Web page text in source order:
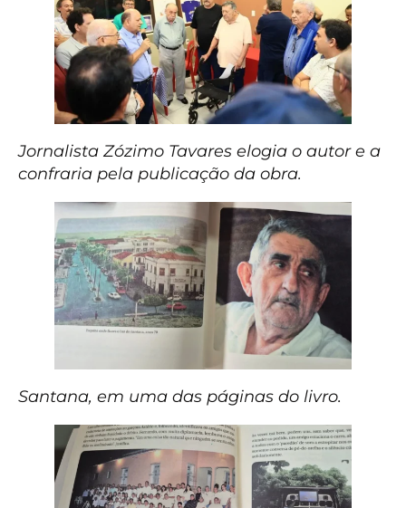
Jornalista Zózimo Tavares elogia o autor e a
confraria pela publicação da obra.
Santana, em uma das páginas do livro.